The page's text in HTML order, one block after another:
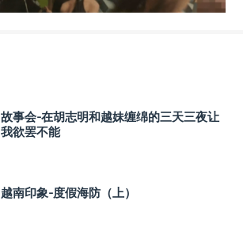
故事会-在胡志明和越妹缠绵的三天三夜让
我欲罢不能
越南印象-度假海防（上）